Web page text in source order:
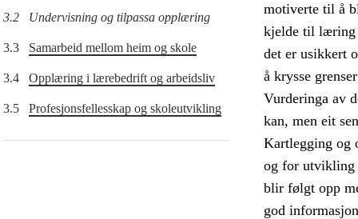
3.2 Undervisning og tilpassa opplæring
3.3 Samarbeid mellom heim og skole
3.4 Opplæring i lærebedrift og arbeidsliv
3.5 Profesjonsfellesskap og skoleutvikling
motiverte til å
kjelde til læring
det er usikkert
å krysse
Vurderinga av
kan, men eit
Kartlegging og
og for utvikling
blir følgt opp
god